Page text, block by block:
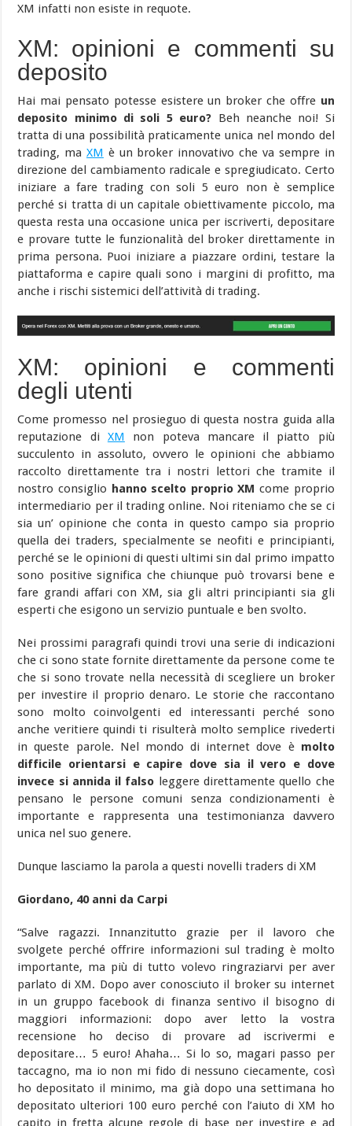
XM infatti non esiste in requote.
XM: opinioni e commenti su
deposito
Hai mai pensato potesse esistere un broker che offreun
deposito minimo di soli 5 euro? Beh neanche noi! Si
tratta di una possibilità praticamente unica nel mondo del
trading, ma XM è un broker innovativo che va sempre in
direzione del cambiamento radicale e spregiudicato. Certo
iniziare a fare trading con soli 5 euro non è semplice
perché si tratta di un capitale obiettivamente piccolo, ma
questa resta una occasione unica per iscriverti, depositare
e provare tutte le funzionalità del broker direttamente in
prima persona. Puoi iniziare a piazzare ordini, testare la
piattaforma e capire quali sono i margini di profitto, ma
anche i rischi sistemici dell’attività di trading.
XM: opinioni e commenti
degli utenti
Come promesso nel prosieguo di questa nostra guida alla
reputazione di XM non poteva mancare il piatto più
succulento in assoluto, ovvero le opinioni che abbiamo
raccolto direttamente tra i nostri lettori che tramite il
nostro consiglio hanno scelto proprio XMcome proprio
intermediario per il trading online. Noi riteniamo che se ci
sia un’ opinione che conta in questo campo sia proprio
quella dei traders, specialmente se neofiti e principianti,
perché se le opinioni di questi ultimi sin dal primo impatto
sono positive significa che chiunque può trovarsi bene e
fare grandi affari con XM, sia gli altri principianti sia gli
esperti che esigono un servizio puntuale e ben svolto.
Nei prossimi paragrafi quindi trovi una serie di indicazioni
che ci sono state fornite direttamente da persone come te
che si sono trovate nella necessità di scegliere un broker
per investire il proprio denaro. Le storie che raccontano
sono molto coinvolgenti ed interessanti perché sono
anche veritiere quindi ti risulterà molto semplice rivederti
in queste parole. Nel mondo di internet dove è molto
difficile orientarsi e capire dove sia il vero e dove
invece si annida il falso leggere direttamente quello che
pensano le persone comuni senza condizionamenti è
importante e rappresenta una testimonianza davvero
unica nel suo genere.
Dunque lasciamo la parola a questi novelli traders di XM
Giordano, 40 anni da Carpi
“Salve ragazzi. Innanzitutto grazie per il lavoro che
svolgete perché offrire informazioni sul trading è molto
importante, ma più di tutto volevo ringraziarvi per aver
parlato di XM. Dopo aver conosciuto il broker su internet
in un gruppo facebook di finanza sentivo il bisogno di
maggiori informazioni: dopo aver letto la vostra
recensione ho deciso di provare ad iscrivermi e
depositare… 5 euro! Ahaha… Si lo so, magari passo per
taccagno, ma io non mi fido di nessuno ciecamente, così
ho depositato il minimo, ma già dopo una settimana ho
depositato ulteriori 100 euro perché con l’aiuto di XM ho
capito in fretta alcune regole di base per investire e ad